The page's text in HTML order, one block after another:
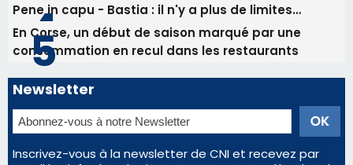
Pene in capu - Bastia : il n'y a plus de limites…
En Corse, un début de saison marqué par une
consommation en recul dans les restaurants
Newsletter
Inscrivez-vous à la newsletter de CNI et recevez par